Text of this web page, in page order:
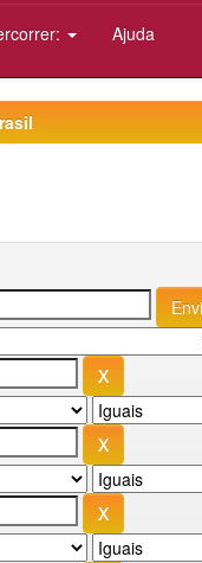
Ajuda